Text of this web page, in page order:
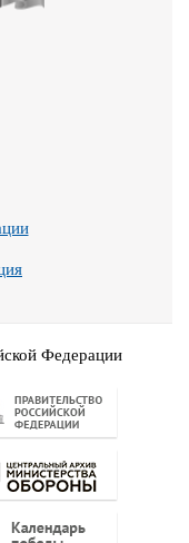
Федерации